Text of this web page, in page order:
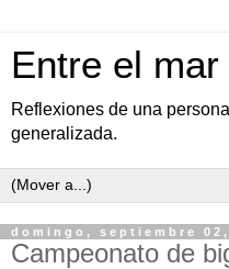
Entre el
Reflexiones de una
generalizada.
domingo, septiembre 02,
Campeonato de